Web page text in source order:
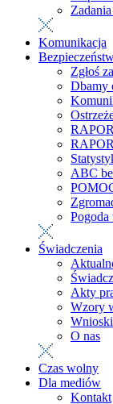
Komunikacja
Zgłoś
Dbamy
ABC
Świadczenia
Akty
Wzory
O nas
Czas wolny
Dla mediów
Kontakt